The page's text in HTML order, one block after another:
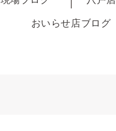
おいらせ店ブログ